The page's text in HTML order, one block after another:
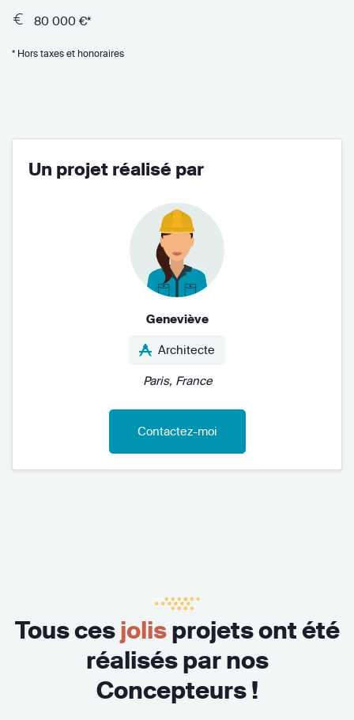
80 000 €*
* Hors taxes et honoraires
Un projet réalisé par
Geneviève
Architecte
Paris, France
Contactez-moi
Tous cesjolisprojets ont été
réalisés par nos
Concepteurs !